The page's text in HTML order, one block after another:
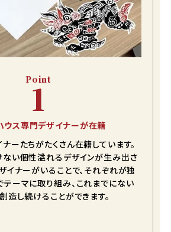
Point
1
ウス専門デザイナーが在籍
ーたちがたくさん在籍しています。
い個性溢れるデザインが生み出さ
イナーがいることで、それぞれが独
ーマに取り組み、これまでにない
造し続けることができます。